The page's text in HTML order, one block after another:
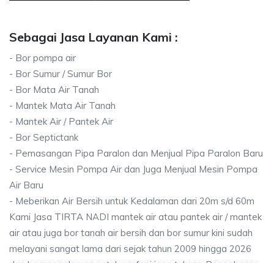
Sebagai Jasa Layanan Kami :
- Bor pompa air
- Bor Sumur / Sumur Bor
- Bor Mata Air Tanah
- Mantek Mata Air Tanah
- Mantek Air / Pantek Air
- Bor Septictank
- Pemasangan Pipa Paralon dan Menjual Pipa Paralon Baru
- Service Mesin Pompa Air dan Juga Menjual Mesin Pompa
Air Baru
- Meberikan Air Bersih untuk Kedalaman dari 20m s/d 60m
Kami Jasa TIRTA NADI mantek air atau pantek air / mantek
air atau juga bor tanah air bersih dan bor sumur kini sudah
melayani sangat lama dari sejak tahun 2009 hingga 2026